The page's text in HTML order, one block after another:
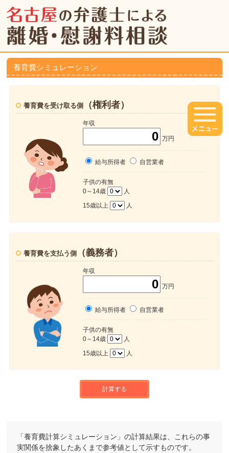
養育費シミュレーション
養育費を受け取る側 （権利者）
年収
万円
給与所得者 自営業者
子供の有無
0～14歳
人
15歳以上
人
養育費を支払う側 （義務者）
年収
万円
給与所得者 自営業者
子供の有無
0～14歳
人
15歳以上
人
計算する
「養育費計算シミュレーション」の計算結果は、これらの事
実関係を捨象したあくまで参考値として示すものです。